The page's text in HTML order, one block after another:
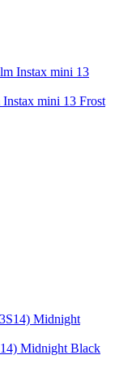
mini 13 Frost
Midnight Black